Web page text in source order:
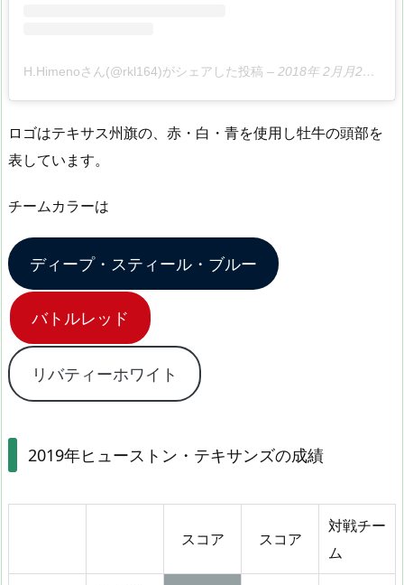
H.Himenoさん(@rkl164)がシェアした投稿 – 2018年 2月月28日午後2時24分PST
ロゴはテキサス州旗の、赤・白・青を使用し牡牛の頭部を
表しています。
チームカラーは
ディープ・スティール・ブルー
バトルレッド
リバティーホワイト
2019年ヒューストン・テキサンズの成績
スコア スコア
対戦チー
ム